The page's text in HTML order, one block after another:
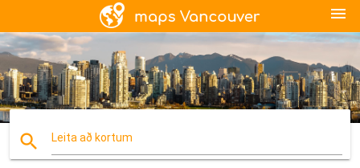
menu
search Leita að kortum